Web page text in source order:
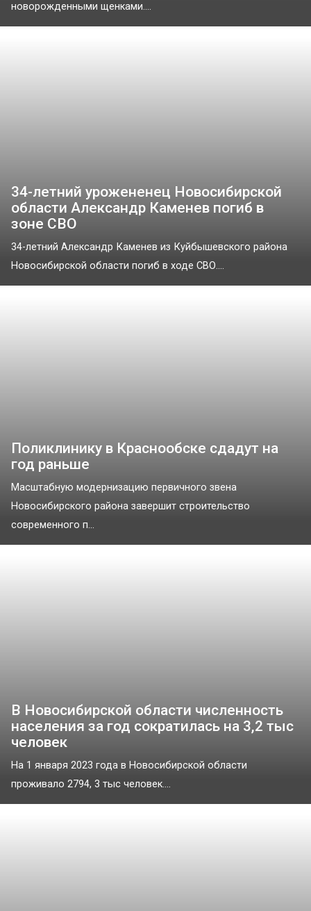
новорожденными щенками....
34-летний урожененец Новосибирской
области Александр Каменев погиб в
зоне СВО
34-летний Александр Каменев из Куйбышевского района
Новосибирской области погиб в ходе СВО....
Поликлинику в Краснообске сдадут на
год раньше
Масштабную модернизацию первичного звена
Новосибирского района завершит строительство
современного п...
В Новосибирской области численность
населения за год сократилась на 3,2 тыс
человек
На 1 января 2023 года в Новосибирской области
проживало 2794, 3 тыс человек....